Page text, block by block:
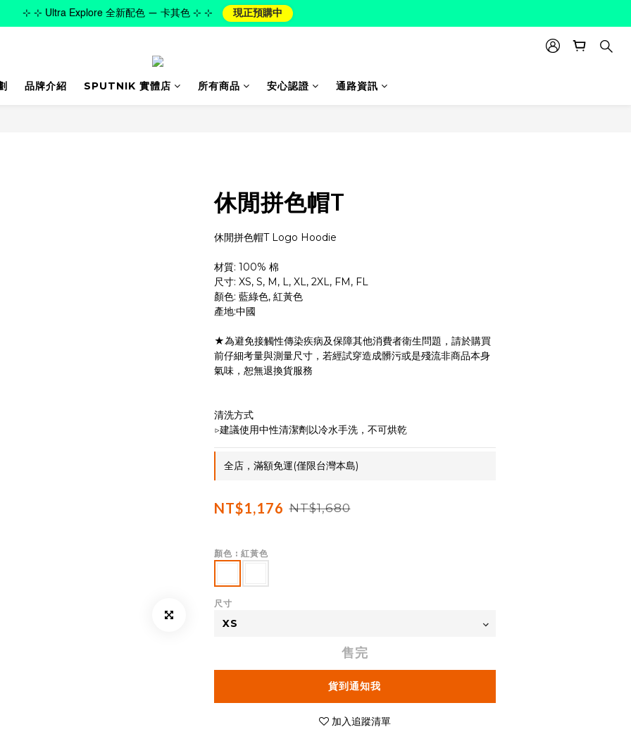
品牌介紹 SPUTNIK 實體店 所有商品 安心認證 通路資訊
休閒拼色帽T
休閒拼色帽T Logo Hoodie
材質: 100% 棉
尺寸: XS, S, M, L, XL, 2XL, FM, FL
顏色: 藍綠色, 紅黃色
產地:中國
★為避免接觸性傳染疾病及保障其他消費者衛生問題，請於購買
前仔細考量與測量尺寸，若經試穿造成髒污或是殘流非商品本身
氣味，恕無退換貨服務
清洗方式
▷建議使用中性清潔劑以冷水手洗，不可烘乾
全店，滿額免運(僅限台灣本島)
NT$1,176 NT$1,680
顏色 : 紅黃色
尺寸
售完
貨到通知我
加入追蹤清單
⊹ ⊹ Ultra Explore 全新配色 — 卡其色 ⊹ ⊹ 現正預購中